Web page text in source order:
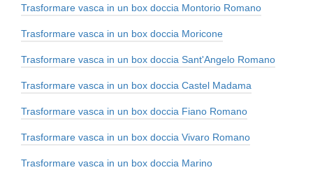
Trasformare vasca in un box doccia Montorio Romano
Trasformare vasca in un box doccia Moricone
Trasformare vasca in un box doccia Sant'Angelo Romano
Trasformare vasca in un box doccia Castel Madama
Trasformare vasca in un box doccia Fiano Romano
Trasformare vasca in un box doccia Vivaro Romano
Trasformare vasca in un box doccia Marino